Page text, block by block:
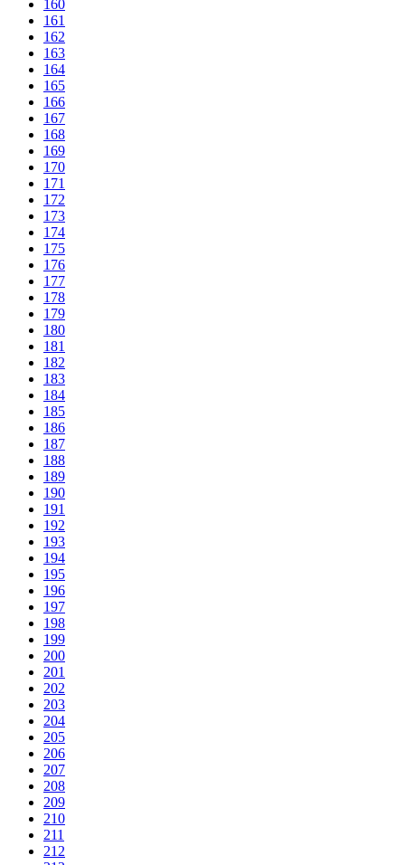
160
161
162
163
164
165
166
167
168
169
170
171
172
173
174
175
176
177
178
179
180
181
182
183
184
185
186
187
188
189
190
191
192
193
194
195
196
197
198
199
200
201
202
203
204
205
206
207
208
209
210
211
212